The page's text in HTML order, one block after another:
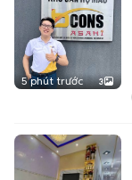
5 phút trước 3